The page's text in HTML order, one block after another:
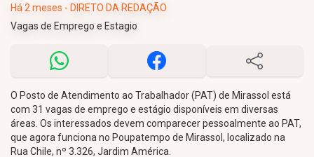
Há 2 meses - DIRETO DA REDAÇÃO
Vagas de Emprego e Estagio
O Posto de Atendimento ao Trabalhador (PAT) de Mirassol está
com 31 vagas de emprego e estágio disponíveis em diversas
áreas. Os interessados devem comparecer pessoalmente ao PAT,
que agora funciona no Poupatempo de Mirassol, localizado na
Rua Chile, nº 3.326, Jardim América.